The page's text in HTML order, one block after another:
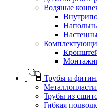
Водяные
Трубы и
Трубы из
Гибкая